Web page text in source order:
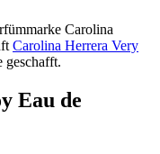
Carolina
Carolina Herrera Very
geschafft.
Eau de